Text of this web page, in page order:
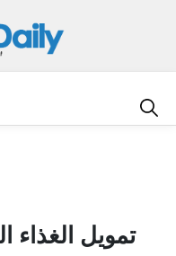
%45 تمويل